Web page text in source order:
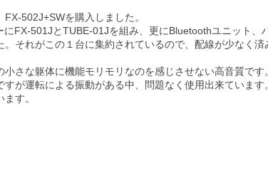
502J+SWを購入しました。
FX-501JとTUBE-01Jを組み、更にBluetoothユニット、
それがこの１台に集約されているので、配線が少なく済
さな躯体に機能モリモリなのを感じさせない高音質です。
が運転による振動がある中、問題なく使用出来ています
す。